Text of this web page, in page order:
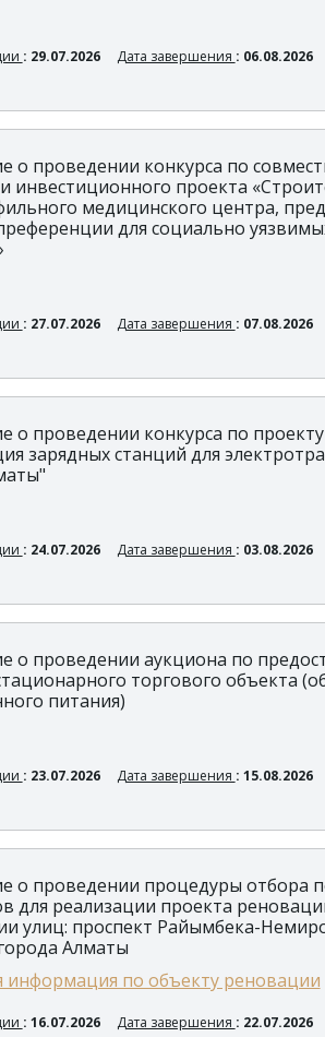
: 29.07.2026 Дата завершения : 06.08.2026
о проведении конкурса по
инвестиционного проекта
медицинского центра,
для социально
: 27.07.2026 Дата завершения : 07.08.2026
о проведении конкурса по
зарядных станций для
: 24.07.2026 Дата завершения : 03.08.2026
о проведении аукциона по
торгового объекта
питания)
: 23.07.2026 Дата завершения : 15.08.2026
о проведении процедуры отбора
для реализации проекта
улиц: проспект Райымбека-
Алматы
информация по объекту реновации
: 16.07.2026 Дата завершения : 22.07.2026